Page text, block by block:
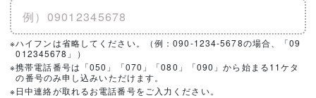
※ハイフンは省略してください。（例：090-1234-5678の場合、「09
012345678」）
※携帯電話番号は「050」「070」「080」「090」から始まる11ケタ
の番号のみ申し込みいただけます。
※日中連絡が取れるお電話番号をご入力ください。